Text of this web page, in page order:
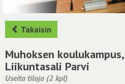
Hae ehdotuksia
Käyttöohje
Yhteydenottopyyntö
Takaisin
Muhoksen
Liikuntasali Parvi
Useita tiloja (2 kpl)